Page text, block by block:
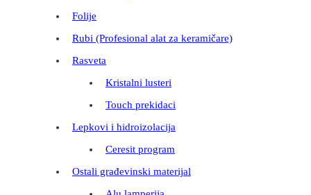
Folije
Rubi (Profesional alat za keramičare)
Rasveta
Kristalni lusteri
Touch prekidaci
Lepkovi i hidroizolacija
Ceresit program
Ostali građevinski materijal